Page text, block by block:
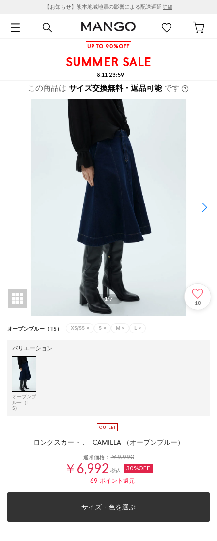
【お知らせ】熊本地域地震の影響による配送遅延 詳細
UP TO 90%OFF
SUMMER SALE
- 8.11 23:59
この商品は サイズ交換無料・返品可能 です
1/7
18
オープンブルー（TS） XS/SS × S × M × L ×
バリエーション
オープンブ
ルー（T
S）
ロングスカート .-- CAMILLA （オープンブルー）
通常価格：￥9,990
￥6,992 税込 30%OFF
69 ポイント還元
サイズ・色を選ぶ